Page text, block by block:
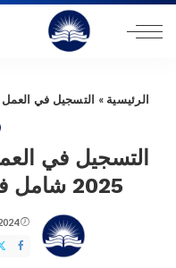
الرئيسية » التسجيل في العمل التطوعي في
التسجيل في
2025 شامل فيزا الشنغن والإقامة